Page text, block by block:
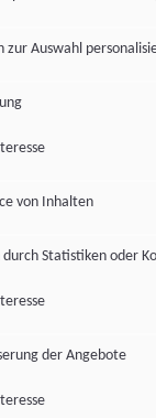
zur Auswahl
von Inhalten
Statistiken oder
der Angebote